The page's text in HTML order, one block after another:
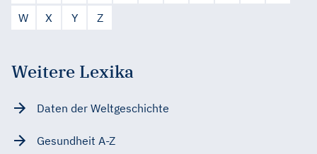
W
X Y Z
Weitere Lexika
Daten der Weltgeschichte
Gesundheit A-Z